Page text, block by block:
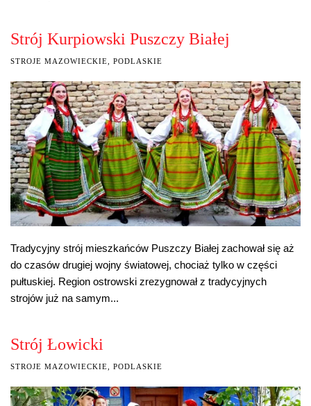
Strój Kurpiowski Puszczy Białej
STROJE MAZOWIECKIE, PODLASKIE
Tradycyjny strój mieszkańców Puszczy Białej zachował się aż
do czasów drugiej wojny światowej, chociaż tylko w części
pułtuskiej. Region ostrowski zrezygnował z tradycyjnych
strojów już na samym...
Strój Łowicki
STROJE MAZOWIECKIE, PODLASKIE